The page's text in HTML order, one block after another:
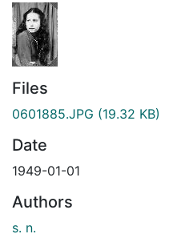
Files
0601885.JPG (19.32 KB)
Date
1949-01-01
Authors
s. n.